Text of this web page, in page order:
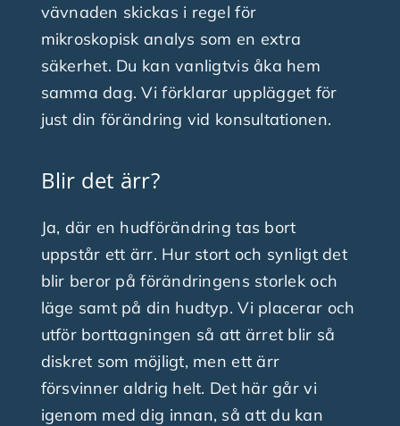
vävnaden skickas i regel för
mikroskopisk analys som en extra
säkerhet. Du kan vanligtvis åka hem
samma dag. Vi förklarar upplägget för
just din förändring vid konsultationen.
Blir det ärr?
Ja, där en hudförändring tas bort
uppstår ett ärr. Hur stort och synligt det
blir beror på förändringens storlek och
läge samt på din hudtyp. Vi placerar och
utför borttagningen så att ärret blir så
diskret som möjligt, men ett ärr
försvinner aldrig helt. Det här går vi
igenom med dig innan, så att du kan